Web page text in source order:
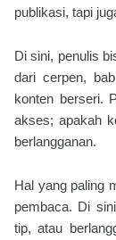
publikasi, tapi
Di sini, penulis
dari cerpen,
konten berseri.
akses; apakah
berlangganan.
Hal yang paling
pembaca. Di
tip, atau